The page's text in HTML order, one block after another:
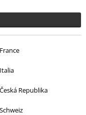
Republika
5
5